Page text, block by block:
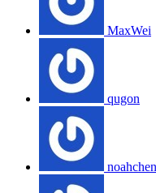
MaxWei
qugon
noahchen